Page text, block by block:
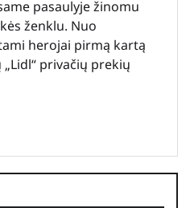
pasaulyje žinomu
ženklu. Nuo
herojai pirmą kartą
privačių prekių